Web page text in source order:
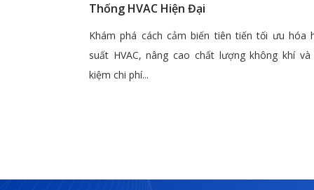
Thống HVAC Hiện Đại
Khám phá cách cảm biến tiên tiến tối ưu hóa
suất HVAC, nâng cao chất lượng không khí
kiệm chi phí...